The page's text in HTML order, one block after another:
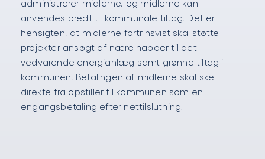
administrerer midlerne, og midlerne kan
anvendes bredt til kommunale tiltag. Det er
hensigten, at midlerne fortrinsvist skal støtte
projekter ansøgt af nære naboer til det
vedvarende energianlæg samt grønne tiltag i
kommunen. Betalingen af midlerne skal ske
direkte fra opstiller til kommunen som en
engangsbetaling efter nettilslutning.